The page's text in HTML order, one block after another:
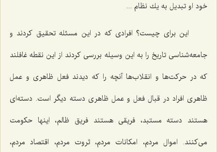
خود او تبدیل به یك نظام ...
این برای چیست؟ افرادی كه در این مسئله تحقیق كردند و
جامعه‌شناسی تاریخ را به این وسیله بررسی كردند از این نقطه غافلند
كه در حركت‌ها و انقلاب‌ها آنچه را كه دیدند فعل ظاهری و عمل
ظاهری افراد در قبال فعل و عمل ظاهری دسته دیگر است. دسته‌ای
هستند دسته مستبد، فریقی هستند فریق ظالم، اینها حكومت
می‌كنند. اموال مردم، امكانات مردم، ثروت مردم، اقتصاد مردم،